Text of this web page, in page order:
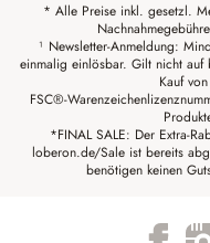
* Alle Preise inkl. gesetzl.
¹ Newsletter-Anmeldung:
einmalig einlösbar. Gilt nicht
Kauf
FSC®-
*FINAL SALE: Der Extra-
loberon.de/Sale ist bereits
benötigen keinen